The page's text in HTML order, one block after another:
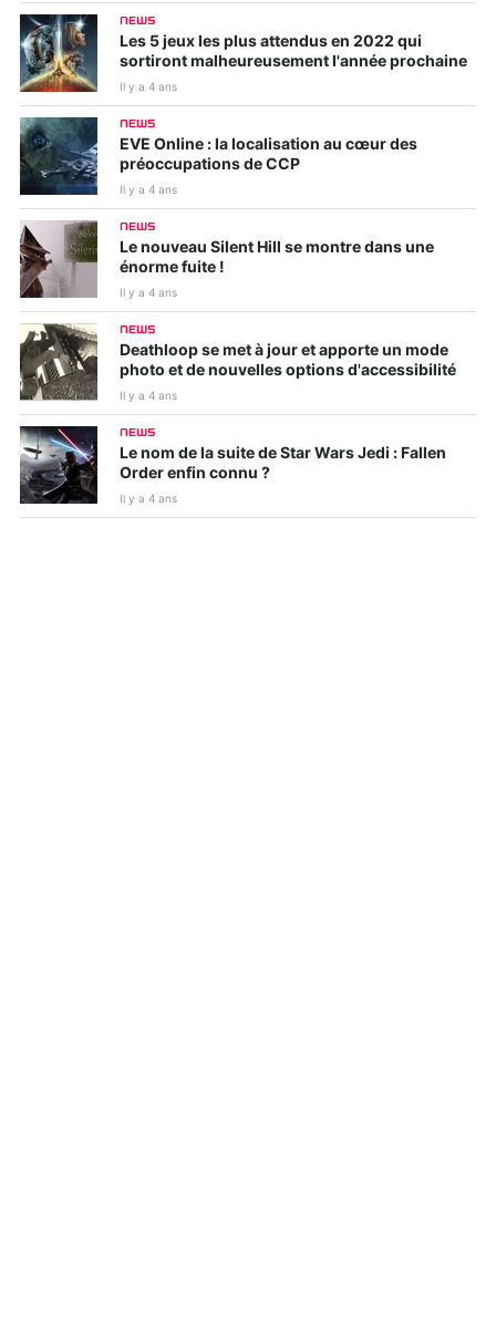
NEWS
Les 5 jeux les plus attendus en 2022 qui
sortiront malheureusement l'année prochaine
Il y a 4 ans
NEWS
EVE Online : la localisation au cœur des
préoccupations de CCP
Il y a 4 ans
NEWS
Le nouveau Silent Hill se montre dans une
énorme fuite !
Il y a 4 ans
NEWS
Deathloop se met à jour et apporte un mode
photo et de nouvelles options d'accessibilité
Il y a 4 ans
NEWS
Le nom de la suite de Star Wars Jedi : Fallen
Order enfin connu ?
Il y a 4 ans